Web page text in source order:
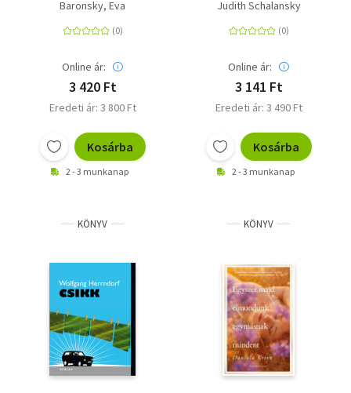
Baronsky, Eva
Online ár:
3 420 Ft
Eredeti ár: 3 800 Ft
Kosárba
2 - 3 munkanap
Judith Schalansky
Online ár:
3 141 Ft
Eredeti ár: 3 490 Ft
Kosárba
2 - 3 munkanap
KÖNYV KÖNYV